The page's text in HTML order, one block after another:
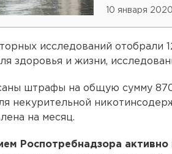
10 января
исследований отобрали
здоровья и жизни,
штрафы на общую сумму 870
некурительной
на месяц.
Роспотребнадзора